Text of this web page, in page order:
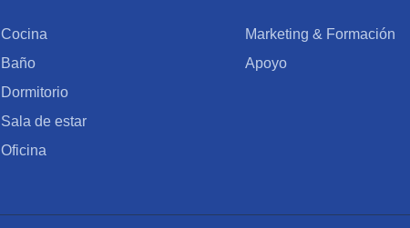
Cocina
Baño
Dormitorio
Sala de estar
Oficina
Marketing & Formación
Apoyo